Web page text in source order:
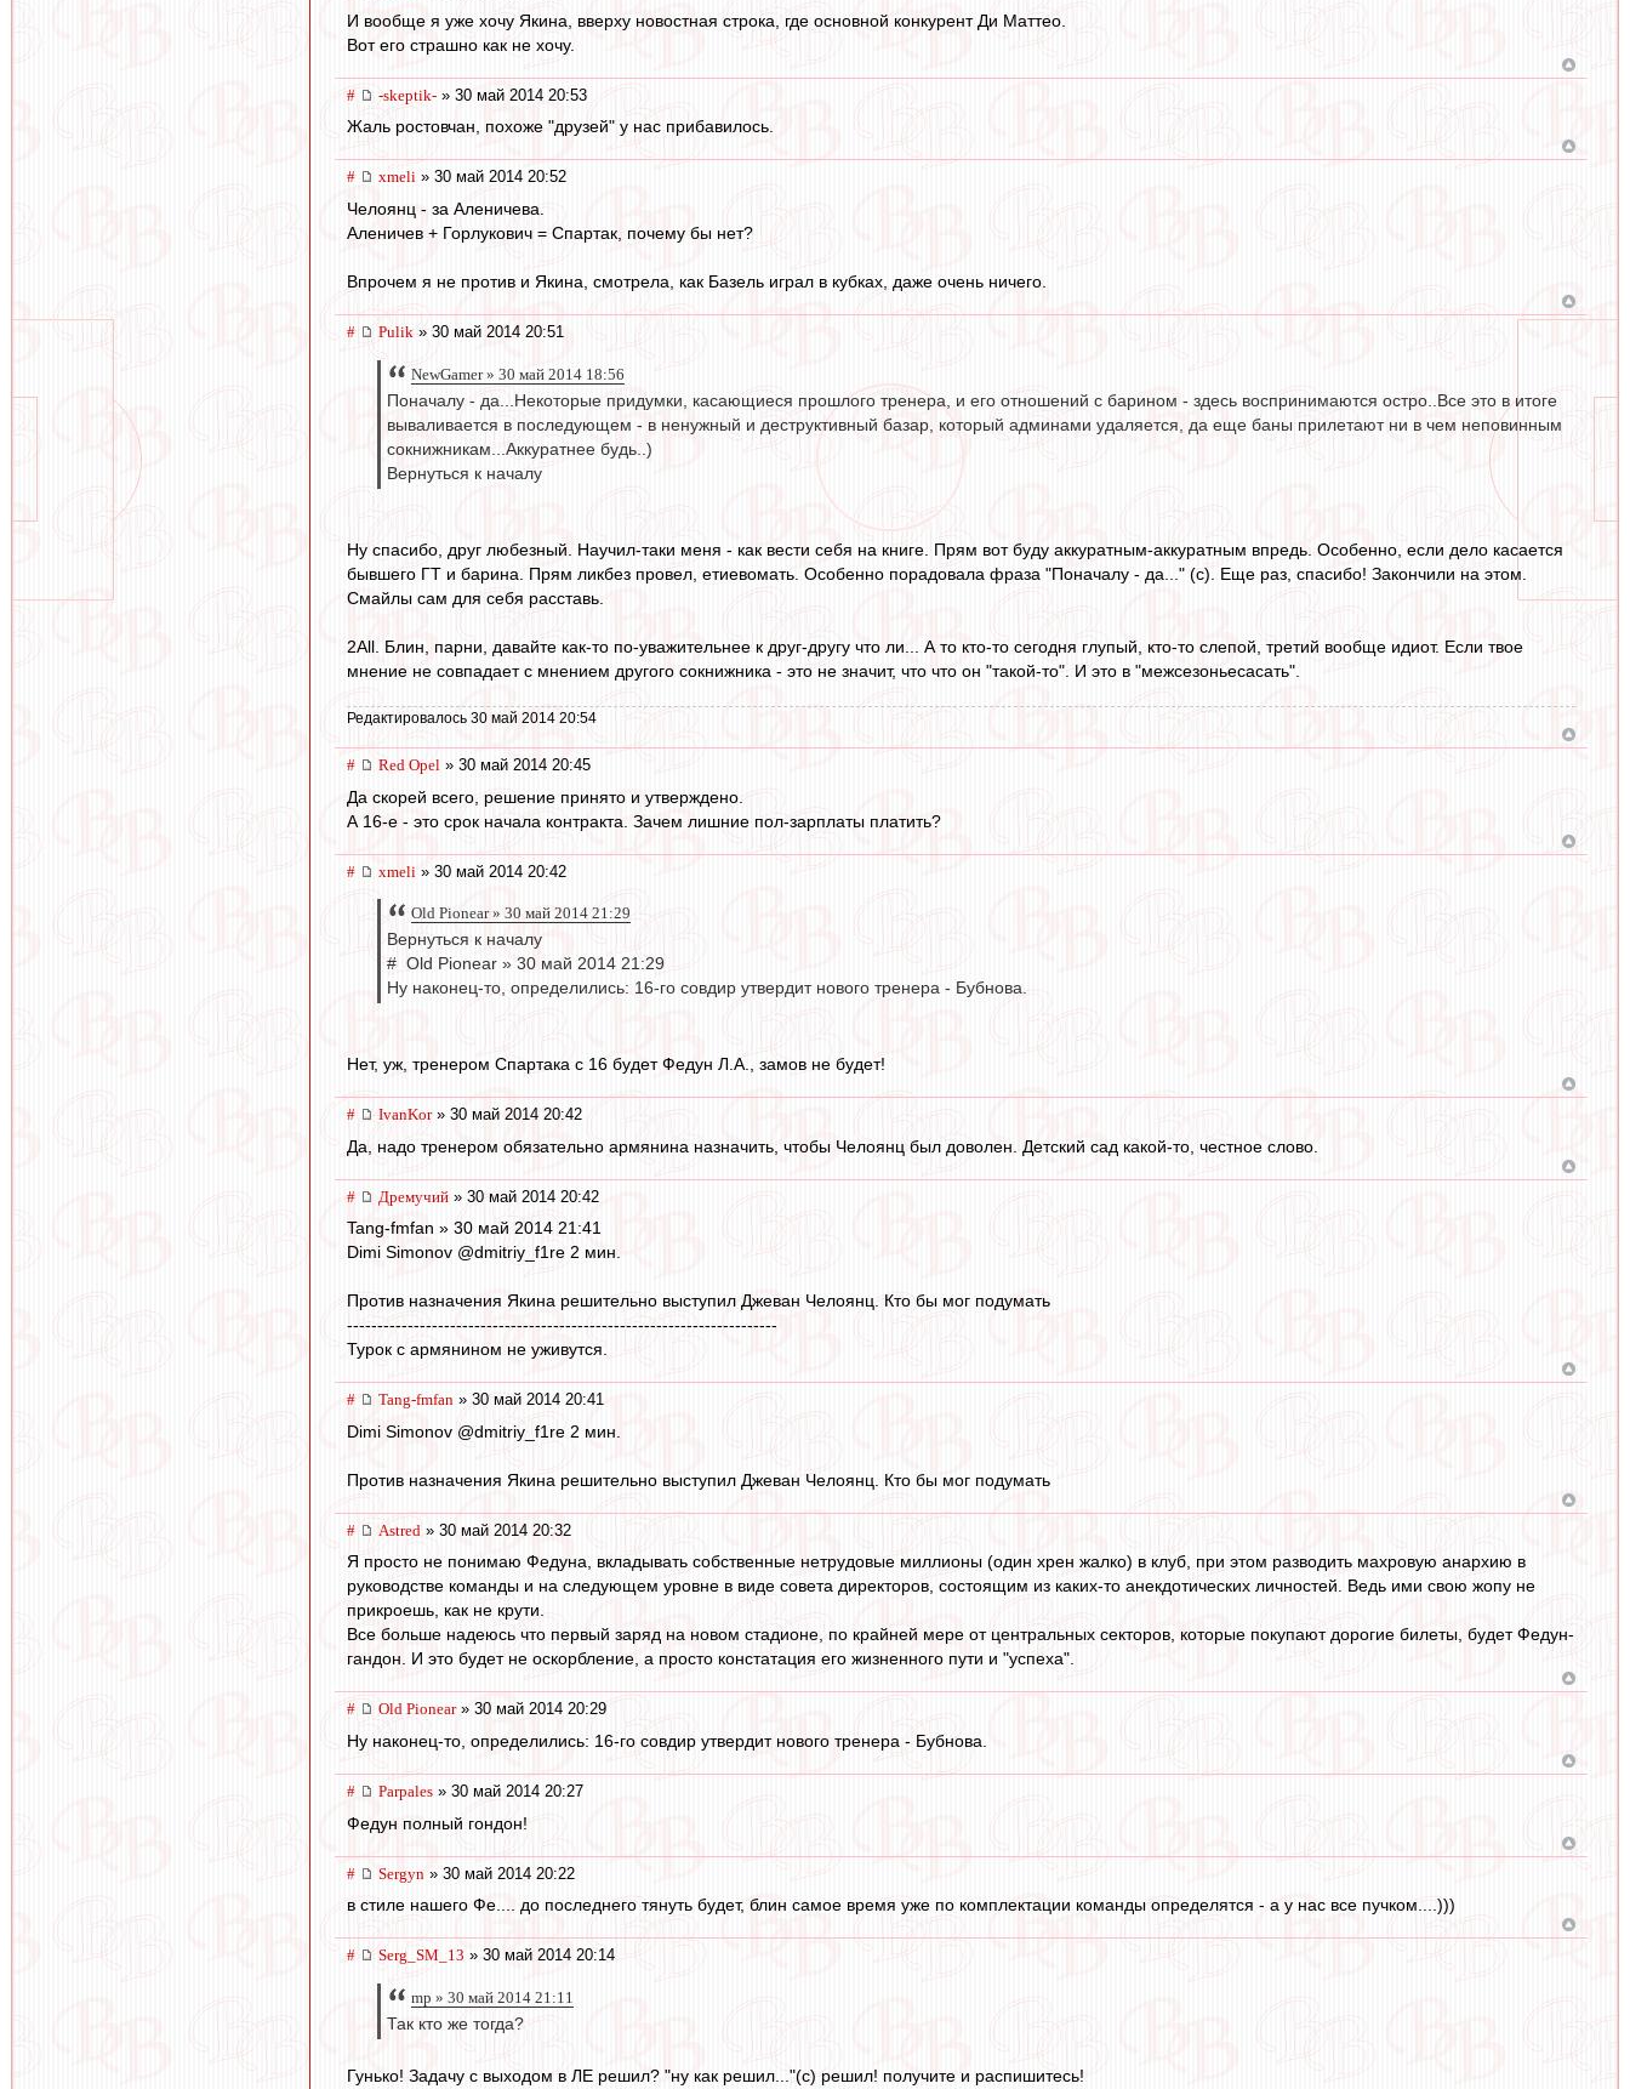
И вообще я уже хочу Якина, вверху новостная строка, где основной конкурент Ди Маттео.
Вот его страшно как не хочу.
# -skeptik- » 30 май 2014 20:53
Жаль ростовчан, похоже "друзей" у нас прибавилось.
# xmeli » 30 май 2014 20:52
Челоянц - за Аленичева.
Аленичев + Горлукович = Спартак, почему бы нет?
Впрочем я не против и Якина, смотрела, как Базель играл в кубках, даже очень ничего.
# Pulik » 30 май 2014 20:51
NewGamer » 30 май 2014 18:56
Поначалу - да...Некоторые придумки, касающиеся прошлого тренера, и его отношений с барином - здесь воспринимаются остро..Все это в итоге
вываливается в последующем - в ненужный и деструктивный базар, который админами удаляется, да еще баны прилетают ни в чем неповинным
сокнижникам...Аккуратнее будь..)
Вернуться к началу
Ну спасибо, друг любезный. Научил-таки меня - как вести себя на книге. Прям вот буду аккуратным-аккуратным впредь. Особенно, если дело касается
бывшего ГТ и барина. Прям ликбез провел, етиевомать. Особенно порадовала фраза "Поначалу - да..." (с). Еще раз, спасибо! Закончили на этом.
Смайлы сам для себя расставь.
2All. Блин, парни, давайте как-то по-уважительнее к друг-другу что ли... А то кто-то сегодня глупый, кто-то слепой, третий вообще идиот. Если твое
мнение не совпадает с мнением другого сокнижника - это не значит, что что он "такой-то". И это в "межсезоньесасать".
Редактировалось 30 май 2014 20:54
# Red Opel » 30 май 2014 20:45
Да скорей всего, решение принято и утверждено.
А 16-е - это срок начала контракта. Зачем лишние пол-зарплаты платить?
# xmeli » 30 май 2014 20:42
Old Pionear » 30 май 2014 21:29
Вернуться к началу
# Old Pionear » 30 май 2014 21:29
Ну наконец-то, определились: 16-го совдир утвердит нового тренера - Бубнова.
Нет, уж, тренером Спартака с 16 будет Федун Л.А., замов не будет!
# IvanKor» 30 май 2014 20:42
Да, надо тренером обязательно армянина назначить, чтобы Челоянц был доволен. Детский сад какой-то, честное слово.
# Дремучий » 30 май 2014 20:42
Tang-fmfan » 30 май 2014 21:41
Dimi Simonov ‏@dmitriy_f1re 2 мин.
Против назначения Якина решительно выступил Джеван Челоянц. Кто бы мог подумать
-----------------------------------------------------------------------
Турок с армянином не уживутся.
# Tang-fmfan » 30 май 2014 20:41
Dimi Simonov ‏@dmitriy_f1re 2 мин.
Против назначения Якина решительно выступил Джеван Челоянц. Кто бы мог подумать
# Astred » 30 май 2014 20:32
Я просто не понимаю Федуна, вкладывать собственные нетрудовые миллионы (один хрен жалко) в клуб, при этом разводить махровую анархию в
руководстве команды и на следующем уровне в виде совета директоров, состоящим из каких-то анекдотических личностей. Ведь ими свою жопу не
прикроешь, как не крути.
Все больше надеюсь что первый заряд на новом стадионе, по крайней мере от центральных секторов, которые покупают дорогие билеты, будет Федун-
гандон. И это будет не оскорбление, а просто констатация его жизненного пути и "успеха".
# Old Pionear» 30 май 2014 20:29
Ну наконец-то, определились: 16-го совдир утвердит нового тренера - Бубнова.
# Parpales » 30 май 2014 20:27
Федун полный гондон!
# Sergyn » 30 май 2014 20:22
в стиле нашего Фе.... до последнего тянуть будет, блин самое время уже по комплектации команды определятся - а у нас все пучком....)))
# Serg_SM_13 » 30 май 2014 20:14
mp » 30 май 2014 21:11
Так кто же тогда?
Гунько! Задачу с выходом в ЛЕ решил? "ну как решил..."(с) решил! получите и распишитесь!